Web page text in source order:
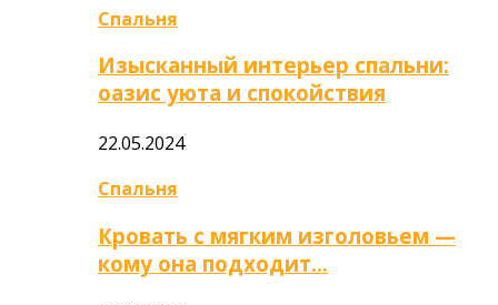
Спальня
Изысканный интерьер спальни:
оазис уюта и спокойствия
22.05.2024
Спальня
Кровать с мягким изголовьем —
кому она подходит…